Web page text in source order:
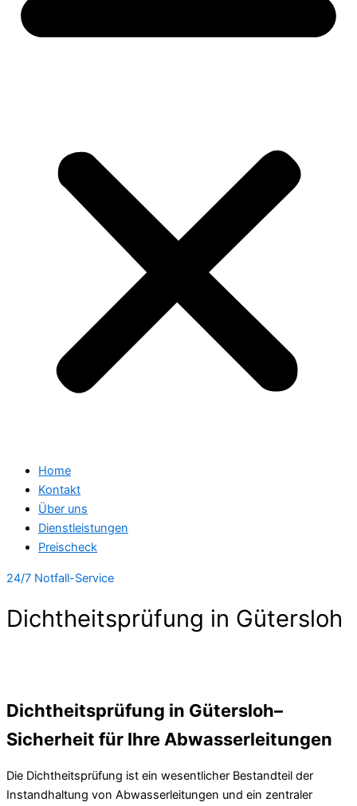
Home
Kontakt
Über uns
Dienstleistungen
Preischeck
24/7 Notfall-Service
Dichtheitsprüfung in Gütersloh
Dichtheitsprüfung in Gütersloh–
Sicherheit für Ihre Abwasserleitungen
Die Dichtheitsprüfung ist ein wesentlicher Bestandteil der
Instandhaltung von Abwasserleitungen und ein zentraler